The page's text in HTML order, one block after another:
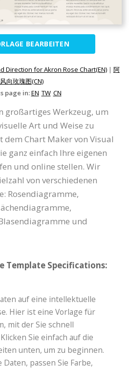
BEARBEITEN
Direction for Akron Rose Chart(EN) | 阿
向玫瑰图(CN)
page in:EN TW CN
großartiges Werkzeug, um
Art und Weise zu
Chart Maker von Visual
ganz einfach Ihre eigenen
und online stellen. Wir
von verschiedenen
Rosendiagramme,
und
Template Specifications:
auf eine intellektuelle
Hier ist eine Vorlage für
mit der Sie schnell
Sie einfach auf die
unten, um zu beginnen.
passen Sie Farbe,